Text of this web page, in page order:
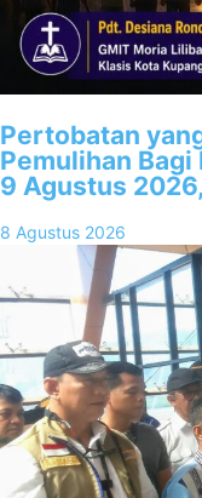
Pertobatan
Pemulihan Bagi
9 Agustus
8 Agustus 2026